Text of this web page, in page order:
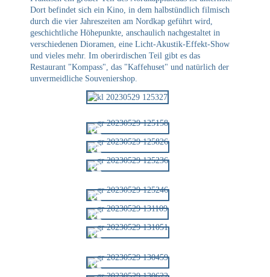
Dort befindet sich ein Kino, in dem halbstündlich filmisch
durch die vier Jahreszeiten am Nordkap geführt wird,
geschichtliche Höhepunkte, anschaulich nachgestaltet in
verschiedenen Dioramen, eine Licht-Akustik-Effekt-Show
und vieles mehr. Im oberirdischen Teil gibt es das
Restaurant "Kompass", das "Kaffehuset" und natürlich der
unvermeidliche Souveniershop.